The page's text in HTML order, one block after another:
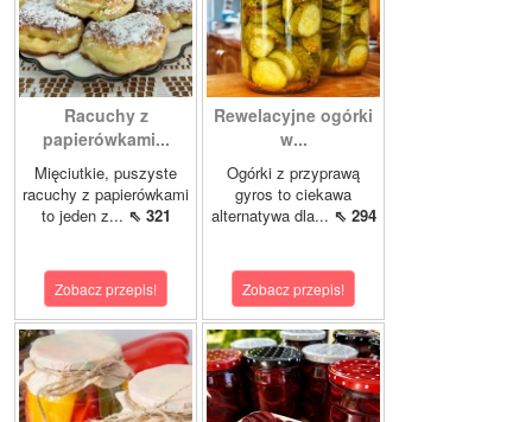
Racuchy z
papierówkami...
Mięciutkie, puszyste
racuchy z papierówkami
to jeden z... ⇖ 321
Zobacz przepis!
Rewelacyjne ogórki
w...
Ogórki z przyprawą
gyros to ciekawa
alternatywa dla... ⇖ 294
Zobacz przepis!